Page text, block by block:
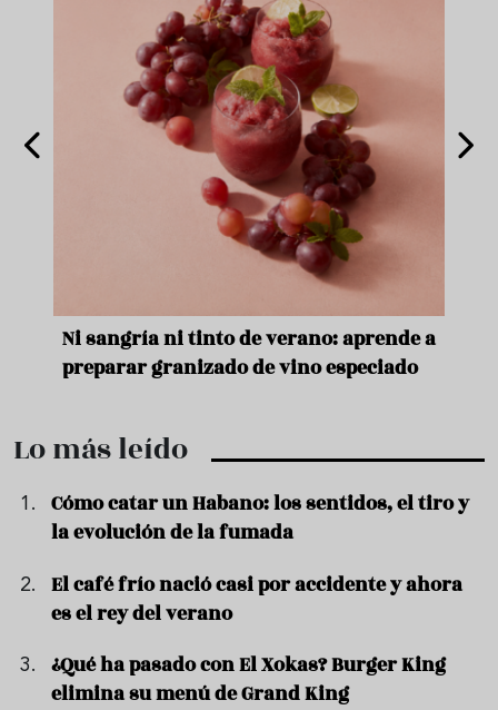
Ni sangría ni tinto de verano: aprende a
preparar granizado de vino especiado
Lo más leído
Cómo catar un Habano: los sentidos, el tiro y
la evolución de la fumada
El café frío nació casi por accidente y ahora
es el rey del verano
¿Qué ha pasado con El Xokas? Burger King
elimina su menú de Grand King